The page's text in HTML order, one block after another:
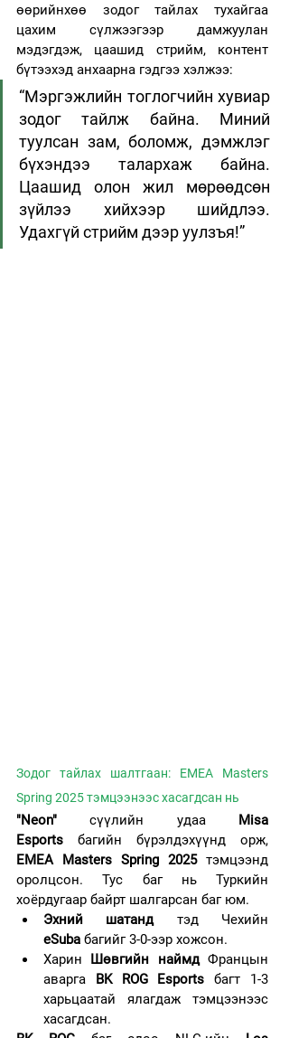
өөрийнхөө зодог тайлах тухайгаа
цахим сүлжээгээр дамжуулан
мэдэгдэж, цаашид стрийм, контент
бүтээхэд анхаарна гэдгээ хэлжээ:
“Мэргэжлийн тоглогчийн хувиар
зодог тайлж байна. Миний
туулсан зам, боломж, дэмжлэг
бүхэндээ талархаж байна.
Цаашид олон жил мөрөөдсөн
зүйлээ хийхээр шийдлээ.
Удахгүй стрийм дээр уулзъя!”
Зодог тайлах шалтгаан: EMEA Masters
Spring 2025 тэмцээнээс хасагдсан нь
"Neon" сүүлийн удаа
Misa
Esports
EMEA Masters Spring 2025 тэмцээнд
оролцсон. Тус баг нь Туркийн
хоёрдугаар байрт шалгарсан баг юм.
Эхний шатанд
eSuba багийг 3-0-ээр хожсон.
Харин
Шөвгийн наймд Францын
аварга
BK ROG Esports багт 1-3
харьцаатай ялагдаж тэмцээнээс
хасагдсан.